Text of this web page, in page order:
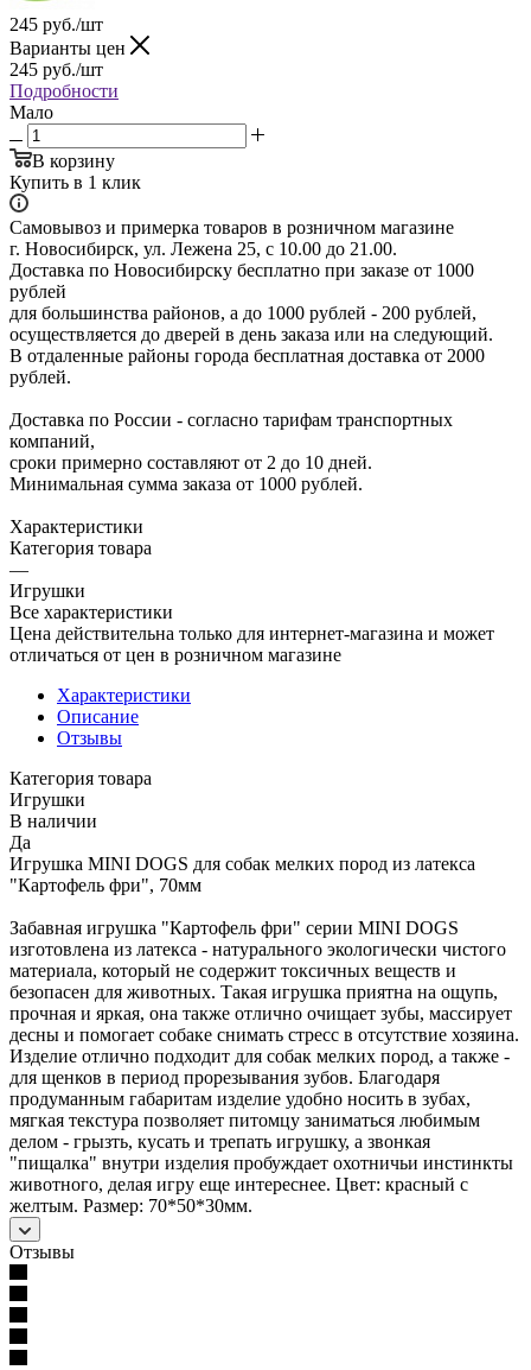
245 руб./шт
Варианты цен
245 руб./шт
Подробности
Мало
В корзину
Купить в 1 клик
Самовывоз и примерка товаров в розничном магазине
г. Новосибирск, ул. Лежена 25, с 10.00 до 21.00.
Доставка по Новосибирску бесплатно при заказе от 1000
рублей
для большинства районов, а до 1000 рублей - 200 рублей,
осуществляется до дверей в день заказа или на следующий.
В отдаленные районы города бесплатная доставка от 2000
рублей.
Доставка по России - согласно тарифам транспортных
компаний,
сроки примерно составляют от 2 до 10 дней.
Минимальная сумма заказа от 1000 рублей.
Характеристики
Категория товара
—
Игрушки
Все характеристики
Цена действительна только для интернет-магазина и может
отличаться от цен в розничном магазине
Характеристики
Описание
Отзывы
Категория товара
Игрушки
В наличии
Да
Игрушка MINI DOGS для собак мелких пород из латекса
"Картофель фри", 70мм
Забавная игрушка "Картофель фри" серии MINI DOGS
изготовлена из латекса - натурального экологически чистого
материала, который не содержит токсичных веществ и
безопасен для животных. Такая игрушка приятна на ощупь,
прочная и яркая, она также отлично очищает зубы, массирует
десны и помогает собаке снимать стресс в отсутствие хозяина.
Изделие отлично подходит для собак мелких пород, а также -
для щенков в период прорезывания зубов. Благодаря
продуманным габаритам изделие удобно носить в зубах,
мягкая текстура позволяет питомцу заниматься любимым
делом - грызть, кусать и трепать игрушку, а звонкая
"пищалка" внутри изделия пробуждает охотничьи инстинкты
животного, делая игру еще интереснее. Цвет: красный с
желтым. Размер: 70*50*30мм.
Отзывы